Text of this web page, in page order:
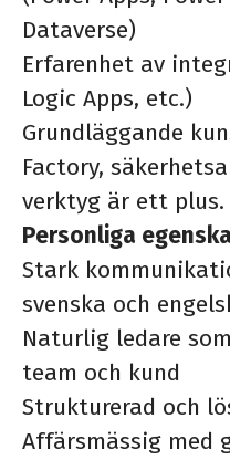
Dataverse)
Erfarenhet av
Logic Apps, etc.)
Grundläggande
Factory,
verktyg är ett plus.
Personliga
Stark
svenska och
Naturlig ledare
team och kund
Strukturerad och
Affärsmässig med